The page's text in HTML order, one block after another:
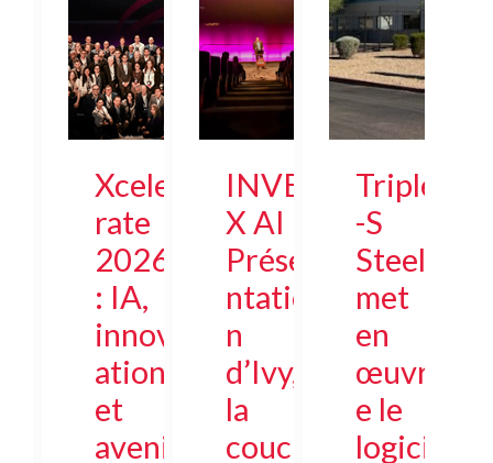
Xcele
rate
2026
: IA,
innov
ation
et
avenir
INVE
X AI :
Prése
ntatio
n
d’Ivy,
la
couch
Triple
-S
Steel
met
en
œuvr
e le
logici